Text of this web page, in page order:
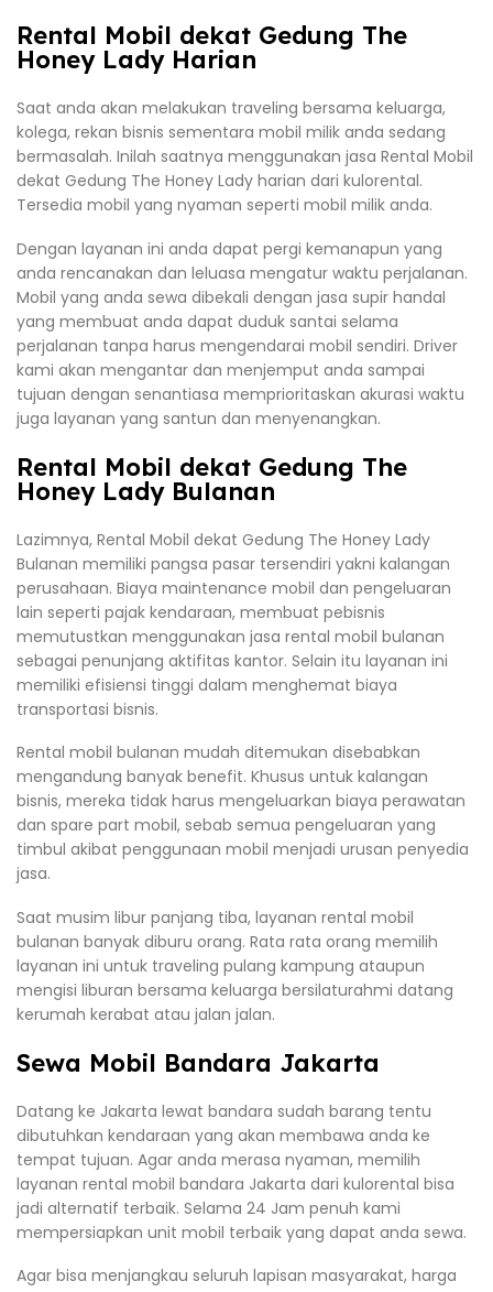
Rental Mobil dekat Gedung The
Honey Lady Harian
Saat anda akan melakukan traveling bersama keluarga,
kolega, rekan bisnis sementara mobil milik anda sedang
bermasalah. Inilah saatnya menggunakan jasa Rental Mobil
dekat Gedung The Honey Lady harian dari kulorental.
Tersedia mobil yang nyaman seperti mobil milik anda.
Dengan layanan ini anda dapat pergi kemanapun yang
anda rencanakan dan leluasa mengatur waktu perjalanan.
Mobil yang anda sewa dibekali dengan jasa supir handal
yang membuat anda dapat duduk santai selama
perjalanan tanpa harus mengendarai mobil sendiri. Driver
kami akan mengantar dan menjemput anda sampai
tujuan dengan senantiasa memprioritaskan akurasi waktu
juga layanan yang santun dan menyenangkan.
Rental Mobil dekat Gedung The
Honey Lady Bulanan
Lazimnya, Rental Mobil dekat Gedung The Honey Lady
Bulanan memiliki pangsa pasar tersendiri yakni kalangan
perusahaan. Biaya maintenance mobil dan pengeluaran
lain seperti pajak kendaraan, membuat pebisnis
memutustkan menggunakan jasa rental mobil bulanan
sebagai penunjang aktifitas kantor. Selain itu layanan ini
memiliki efisiensi tinggi dalam menghemat biaya
transportasi bisnis.
Rental mobil bulanan mudah ditemukan disebabkan
mengandung banyak benefit. Khusus untuk kalangan
bisnis, mereka tidak harus mengeluarkan biaya perawatan
dan spare part mobil, sebab semua pengeluaran yang
timbul akibat penggunaan mobil menjadi urusan penyedia
jasa.
Saat musim libur panjang tiba, layanan rental mobil
bulanan banyak diburu orang. Rata rata orang memilih
layanan ini untuk traveling pulang kampung ataupun
mengisi liburan bersama keluarga bersilaturahmi datang
kerumah kerabat atau jalan jalan.
Sewa Mobil Bandara Jakarta
Datang ke Jakarta lewat bandara sudah barang tentu
dibutuhkan kendaraan yang akan membawa anda ke
tempat tujuan. Agar anda merasa nyaman, memilih
layanan rental mobil bandara Jakarta dari kulorental bisa
jadi alternatif terbaik. Selama 24 Jam penuh kami
mempersiapkan unit mobil terbaik yang dapat anda sewa.
Agar bisa menjangkau seluruh lapisan masyarakat, harga